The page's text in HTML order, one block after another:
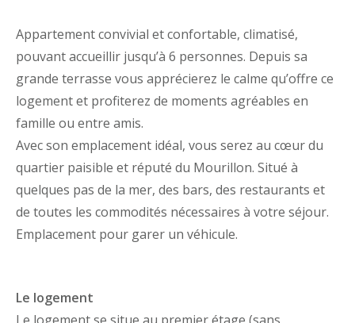
Appartement convivial et confortable, climatisé,
pouvant accueillir jusqu’à 6 personnes. Depuis sa
grande terrasse vous apprécierez le calme qu’offre ce
logement et profiterez de moments agréables en
famille ou entre amis.
Avec son emplacement idéal, vous serez au cœur du
quartier paisible et réputé du Mourillon. Situé à
quelques pas de la mer, des bars, des restaurants et
de toutes les commodités nécessaires à votre séjour.
Emplacement pour garer un véhicule.
Le logement